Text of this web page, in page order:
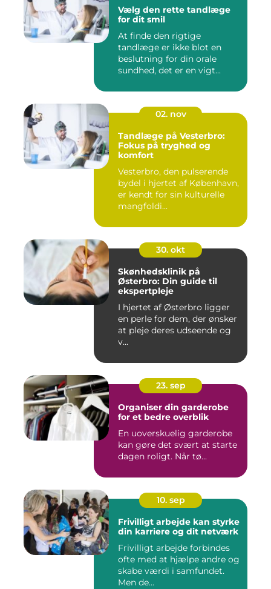
Vælg den rette tandlæge
for dit smil
At finde den rigtige
tandlæge er ikke blot en
beslutning for din orale
sundhed, det er en vigt...
02. nov
Tandlæge på Vesterbro:
Fokus på tryghed og
komfort
Vesterbro, den pulserende
bydel i hjertet af København,
er kendt for sin kulturelle
mangfoldi...
30. okt
Skønhedsklinik på
Østerbro: Din guide til
ekspertpleje
I hjertet af Østerbro ligger
en perle for dem, der ønsker
at pleje deres udseende og
v...
23. sep
Organiser din garderobe
for et bedre overblik
En uoverskuelig garderobe
kan gøre det svært at starte
dagen roligt. Når tø...
10. sep
Frivilligt arbejde kan styrke
din karriere og dit netværk
Frivilligt arbejde forbindes
ofte med at hjælpe andre og
skabe værdi i samfundet.
Men de...